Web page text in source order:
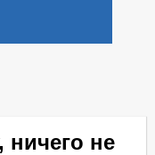
ничего не